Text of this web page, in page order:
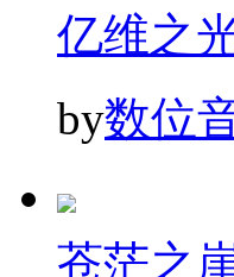
亿维之
by数位
苍茫之